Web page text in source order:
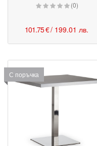
(0)
101.75 €/ 199.01 лв.
С поръчка